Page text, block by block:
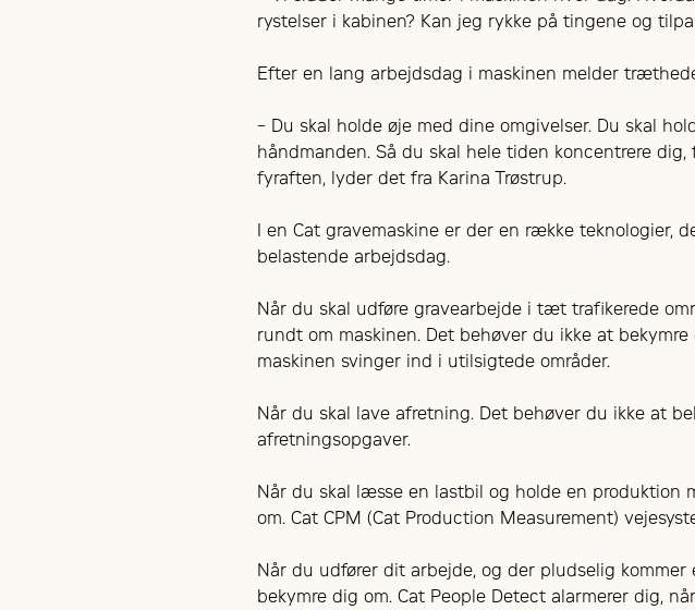
rystelser i kabinen? Kan jeg rykke på tingene og
Efter en lang arbejdsdag i maskinen melder
– Du skal holde øje med dine omgivelser. Du skal
håndmanden. Så du skal hele tiden koncentrere
fyraften, lyder det fra Karina Trøstrup.
I en Cat gravemaskine er der en række teknologier,
belastende arbejdsdag.
Når du skal udføre gravearbejde i tæt trafikerede
rundt om maskinen. Det behøver du ikke at
maskinen svinger ind i utilsigtede områder.
Når du skal lave afretning. Det behøver du ikke at
afretningsopgaver.
Når du skal læsse en lastbil og holde en produktion
om. Cat CPM (Cat Production Measurement)
Når du udfører dit arbejde, og der pludselig
bekymre dig om. Cat People Detect alarmerer dig,